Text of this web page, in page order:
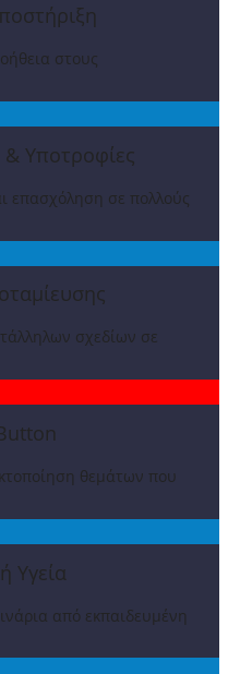
στους
& Υποτροφίες
επασχόληση σε πολλούς
σχεδίων σε
θεμάτων που
Υγεία
από εκπαιδευμένη